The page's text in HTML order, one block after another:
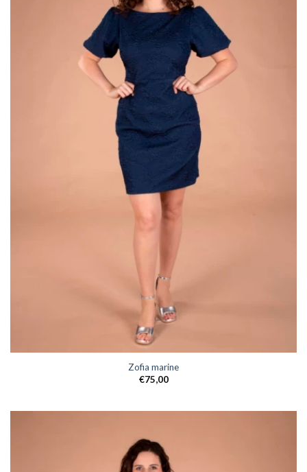
Zofia marine
€75,00